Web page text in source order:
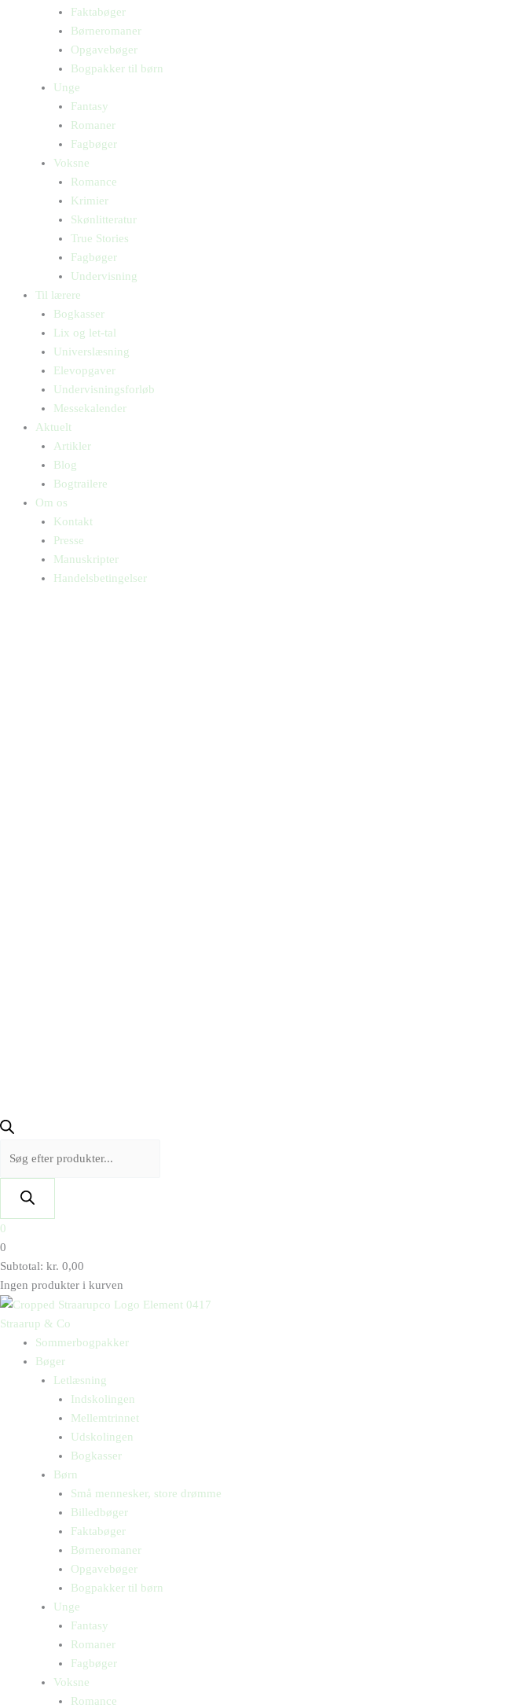
Faktabøger
Børneromaner
Opgavebøger
Bogpakker til børn
Unge
Fantasy
Romaner
Fagbøger
Voksne
Romance
Krimier
Skønlitteratur
True Stories
Fagbøger
Undervisning
Til lærere
Bogkasser
Lix og let-tal
Universlæsning
Elevopgaver
Undervisningsforløb
Messekalender
Aktuelt
Artikler
Blog
Bogtrailere
Om os
Kontakt
Presse
Manuskripter
Handelsbetingelser
0
0
Subtotal: kr. 0,00
Ingen produkter i kurven
Straarup & Co
Sommerbogpakker
Bøger
Letlæsning
Indskolingen
Mellemtrinnet
Udskolingen
Bogkasser
Børn
Små mennesker, store drømme
Billedbøger
Faktabøger
Børneromaner
Opgavebøger
Bogpakker til børn
Unge
Fantasy
Romaner
Fagbøger
Voksne
Romance